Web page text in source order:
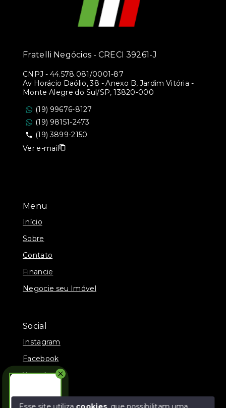
Menu
Início
Sobre
Contato
Financie
Negocie seu Imóvel
Social
Instagram
Facebook
Youtube
Fratelli Negócios - CRECI 39261-J
CNPJ - 44.578.081/0001-87
Av Horácio Daólio, 38 - Anexo B, Jardim Vitória -
Monte Alegre do Sul/SP, 13820-000
(19) 99676-8127
(19) 98151-2473
(19) 3899-2150
Ver e-mail